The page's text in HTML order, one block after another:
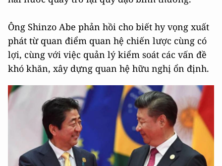
Ông Shinzo Abe phản hồi cho biết hy vọng xuất
phát từ quan điểm quan hệ chiến lược cùng có
lợi, cùng với việc quản lý kiểm soát các vấn đề
khó khăn, xây dựng quan hệ hữu nghị ổn định.